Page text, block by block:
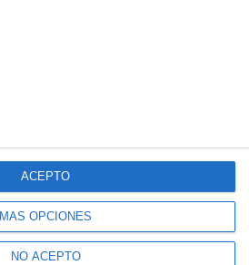
MÁS OPCIONES
NO ACEPTO
ACEPTO